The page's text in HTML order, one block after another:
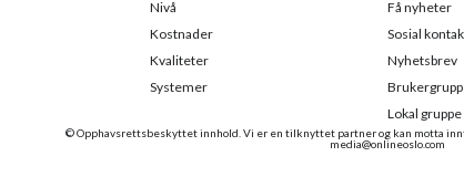
© Opphavsrettsbeskyttet innhold. Vi er en tilknyttet partner og kan motta
Nivå
Kostnader
Kvaliteter
Systemer
Få nyheter
Sosial
Nyhetsbrev
Lokal gruppe
media@onlineoslo.com